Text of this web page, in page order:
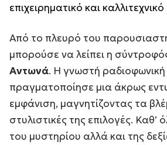
επιχειρηματικό και
Από το πλευρό του
μπορούσε να λείπει η
Αντωνά. Η γνωστή
πραγματοποίησε μια άκρως
εμφάνιση, μαγνητίζοντας τα
στυλιστικές της επιλογές. Καθ’
του μυστηρίου αλλά και της